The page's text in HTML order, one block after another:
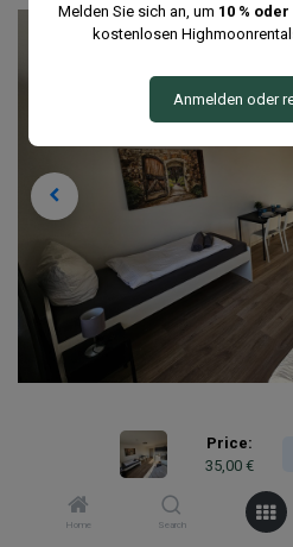
Price:
35,00€
Home Search
Melden Sie sich an, um 10 %
kostenlosen
Anmelden oder